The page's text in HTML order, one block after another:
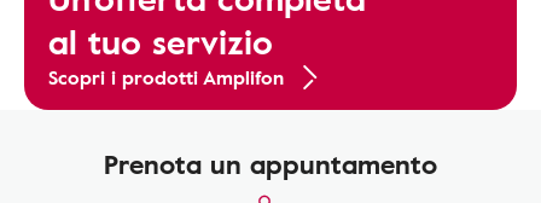
al tuo servizio
Scopri i prodotti Amplifon
Prenota un appuntamento